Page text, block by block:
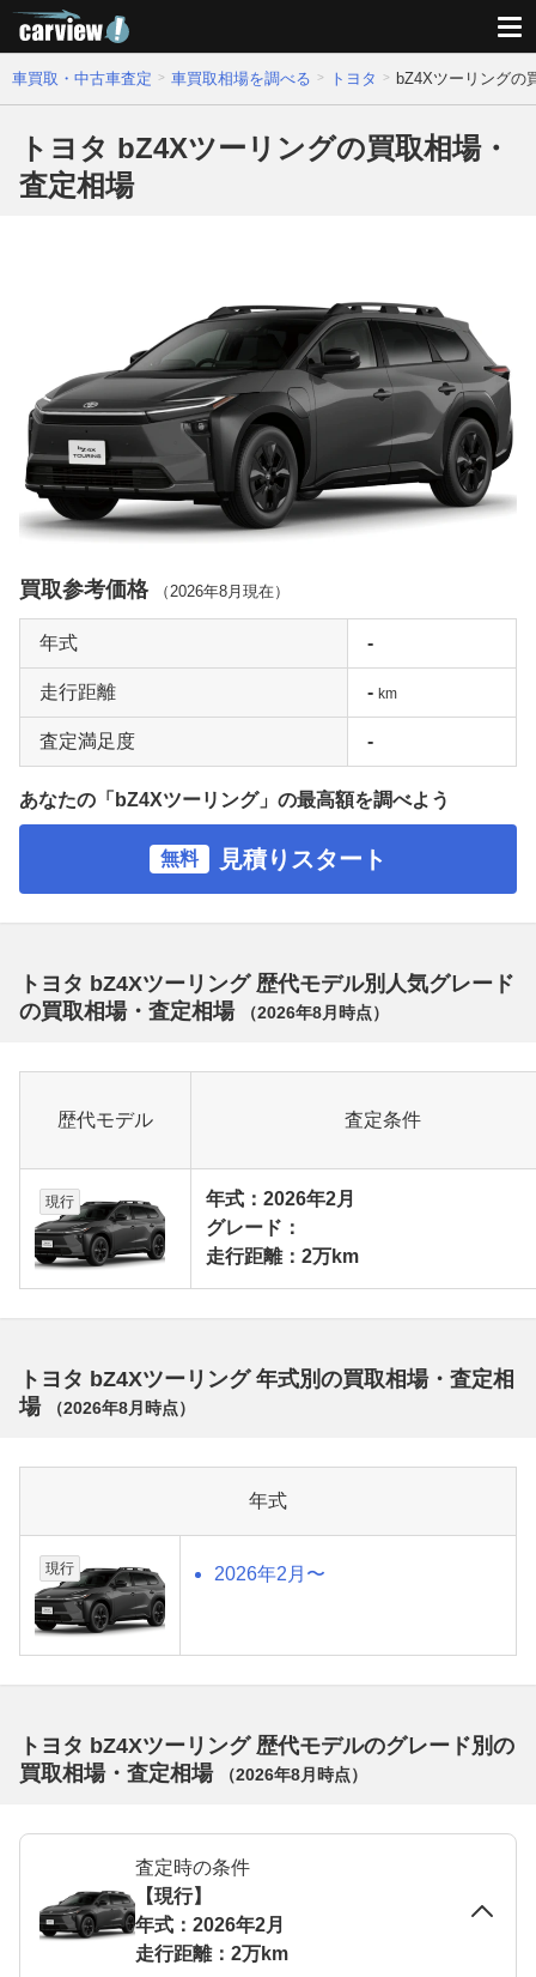
車買取・中古車査定 車買取相場を調べる トヨタ bZ4Xツーリングの
トヨタ bZ4Xツーリングの買取相場・
査定相場
買取参考価格 （ 2026年8月 現在）
年式 -
走行距離 - km
査定満足度 -
あなたの「bZ4Xツーリング」の最高額を調べよう
無料 見積りスタート
トヨタ bZ4Xツーリング 歴代モデル別人気グレード
の買取相場・査定相場
（2026年8月 時点）
歴代モデル 査定条件
現行
年式：2026年2月
グレード：
走行距離：2万km
トヨタ bZ4Xツーリング 年式別の買取相場・査定相
場
（2026年8月 時点）
年式
現行 2026年2月〜
トヨタ bZ4Xツーリング 歴代モデルのグレード別の
買取相場・査定相場
（2026年8月 時点）
査定時の条件
【現行】
年式：2026年2月
走行距離：2万km